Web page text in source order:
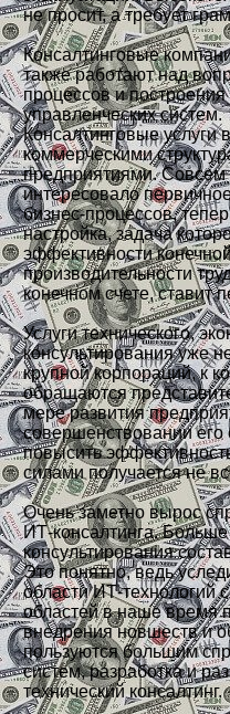
не просит, а требует
Консалтинговые
также работают над
процессов и
управленческих систем.
Консалтинговые услуги
коммерческими
предприятиями. Совсем
интересовало
бизнес-процессов,
настройка, задача
эффективности
производительности
конечном счете, ставит
Услуги технического,
консультирования уже
крупной корпораций, к
обращаются
мере развития
совершенствовании его
повысить
силами получается не
Очень заметно вырос
ИТ-консалтинга.
консультирования
Это понятно, ведь
области ИТ-технологий
областей в наше время
внедрения новшеств и
пользуются большим
систем, разработка и
технический консалтинг.